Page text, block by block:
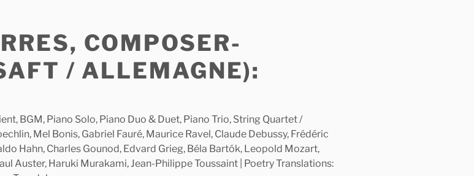
COMPOSER-
/ ALLEMAGNE):
BGM, Piano Solo, Piano Duo & Duet, Piano Trio, String Quartet /
Mel Bonis, Gabriel Fauré, Maurice Ravel, Claude Debussy, Frédéric
Hahn, Charles Gounod, Edvard Grieg, Béla Bartók, Leopold Mozart,
Auster, Haruki Murakami, Jean-Philippe Toussaint | Poetry Translations: